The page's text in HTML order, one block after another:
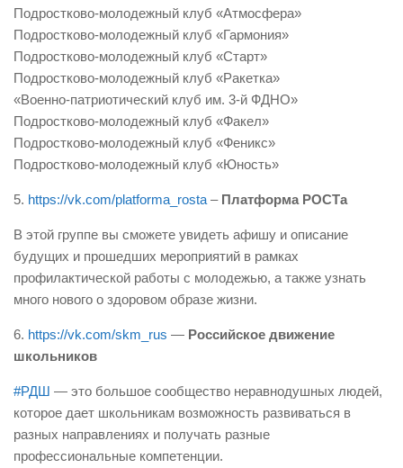
Подростково-молодежный клуб «Атмосфера»
Подростково-молодежный клуб «Гармония»
Подростково-молодежный клуб «Старт»
Подростково-молодежный клуб «Ракетка»
«Военно-патриотический клуб им. 3-й ФДНО»
Подростково-молодежный клуб «Факел»
Подростково-молодежный клуб «Феникс»
Подростково-молодежный клуб «Юность»
5. https://vk.com/platforma_rosta – Платформа РОСТа
В этой группе вы сможете увидеть афишу и описание
будущих и прошедших мероприятий в рамках
профилактической работы с молодежью, а также узнать
много нового о здоровом образе жизни.
6. https://vk.com/skm_rus — Российское движение
школьников
#РДШ — это большое сообщество неравнодушных людей,
которое дает школьникам возможность развиваться в
разных направлениях и получать разные
профессиональные компетенции.